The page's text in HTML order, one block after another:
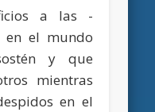
a las -
en el mundo
y que
mientras
en el